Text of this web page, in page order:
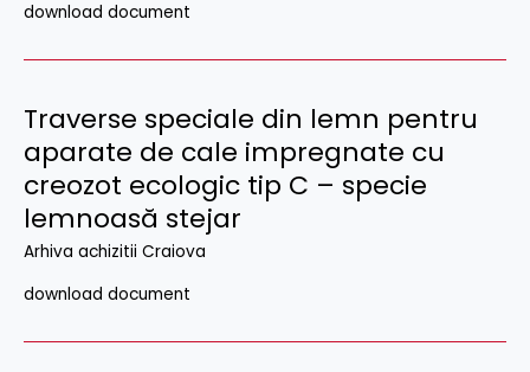
download document
Traverse speciale din lemn pentru
aparate de cale impregnate cu
creozot ecologic tip C – specie
lemnoasă stejar
Arhiva achizitii Craiova
download document